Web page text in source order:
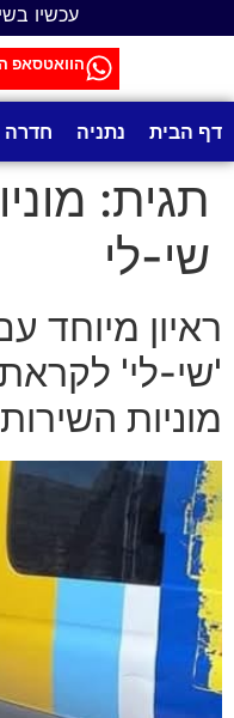
עכשיו
הוואטסאפ
דף הבית נתניה חדרה
תגית:
שי-לי
ראיון מיוחד
'שי-לי'
מוניות